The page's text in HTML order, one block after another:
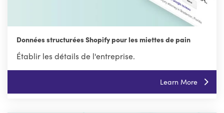
Données structurées Shopify pour les miettes de pain
Établir les détails de l'entreprise.
Learn More